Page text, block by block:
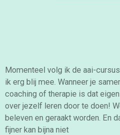
Momenteel volg ik de aai-
ik erg blij mee. Wanneer je
coaching of therapie is dat
over jezelf leren door te doen!
beleven en geraakt worden. En
fijner kan bijna niet